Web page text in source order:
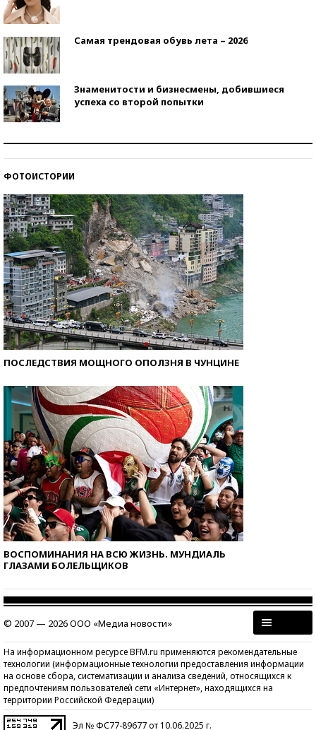
Самая трендовая обувь лета – 2026
Знаменитости и бизнесмены, добившиеся
успеха со второй попытки
ФОТОИСТОРИИ
ПОСЛЕДСТВИЯ МОЩНОГО ОПОЛЗНЯ В ЧУНЦИНЕ
ВОСПОМИНАНИЯ НА ВСЮ ЖИЗНЬ. МУНДИАЛЬ
ГЛАЗАМИ БОЛЕЛЬЩИКОВ
© 2007 — 2026 ООО «Медиа новости»
На информационном ресурсе BFM.ru применяются рекомендательные
технологии (информационные технологии предоставления информации
на основе сбора, систематизации и анализа сведений, относящихся к
предпочтениям пользователей сети «Интернет», находящихся на
территории Российской Федерации)
Эл № ФС77-89677 от 10.06.2025 г.